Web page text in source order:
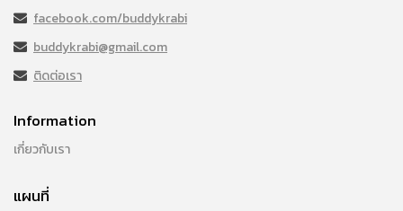
facebook.com/buddykrabi
buddykrabi@gmail.com
ติดต่อเรา
Information
เกี่ยวกับเรา
แผนที่